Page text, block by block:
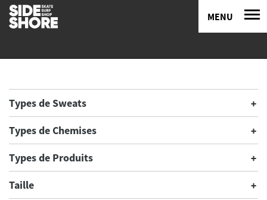
MENU
Types de Sweats
Types de Chemises
Types de Produits
Taille